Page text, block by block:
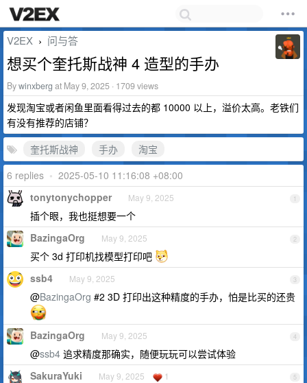
V2EX › 问与答
想买个奎托斯战神 4 造型的手办
Bywinxberg at May 9, 2025 · 1709 views
发现淘宝或者闲鱼里面看得过去的都 10000 以上，溢价太高。老铁们
有没有推荐的店铺？
奎托斯战神
手办
淘宝
6 replies • 2025-05-10 11:16:08 +08:00
1
tonytonychopper May 9, 2025
插个眼，我也挺想要一个
2
BazingaOrg May 9, 2025
买个 3d 打印机找模型打印吧
3
ssb4 May 9, 2025
@BazingaOrg #2 3D 打印出这种精度的手办，怕是比买的还贵
4
BazingaOrg May 9, 2025
@ssb4 追求精度那确实，随便玩玩可以尝试体验
5
SakuraYuki May 9, 2025 1